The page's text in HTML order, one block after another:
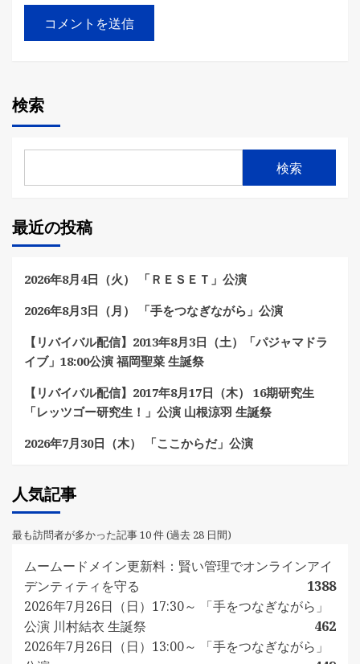
検索
検索
最近の投稿
2026年8月4日（火） 「ＲＥＳＥＴ」公演
2026年8月3日（月） 「手をつなぎながら」公演
【リバイバル配信】2013年8月3日（土）「パジャマドラ
イブ」18:00公演 福岡聖菜 生誕祭
【リバイバル配信】2017年8月17日（木） 16期研究生
「レッツゴー研究生！」公演 山根涼羽 生誕祭
2026年7月30日（木） 「ここからだ」公演
人気記事
最も訪問者が多かった記事 10 件 (過去 28 日間)
ムームードメイン更新料：賢い管理でオンラインアイ
デンティティを守る
1388
2026年7月26日（日）17:30～ 「手をつなぎながら」
公演 川村結衣 生誕祭
462
2026年7月26日（日）13:00～ 「手をつなぎながら」